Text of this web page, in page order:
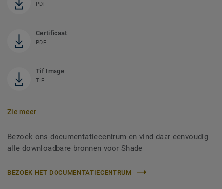
PDF
Certificaat
PDF
Tif Image
TIF
Zie meer
Bezoek ons documentatiecentrum en vind daar eenvoudig
alle downloadbare bronnen voor Shade
BEZOEK HET DOCUMENTATIECENTRUM